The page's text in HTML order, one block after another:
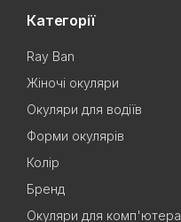
Категорії
Ray Ban
Жіночі окуляри
Окуляри для водіїв
Форми окулярів
Колір
Бренд
Окуляри для комп'ютера